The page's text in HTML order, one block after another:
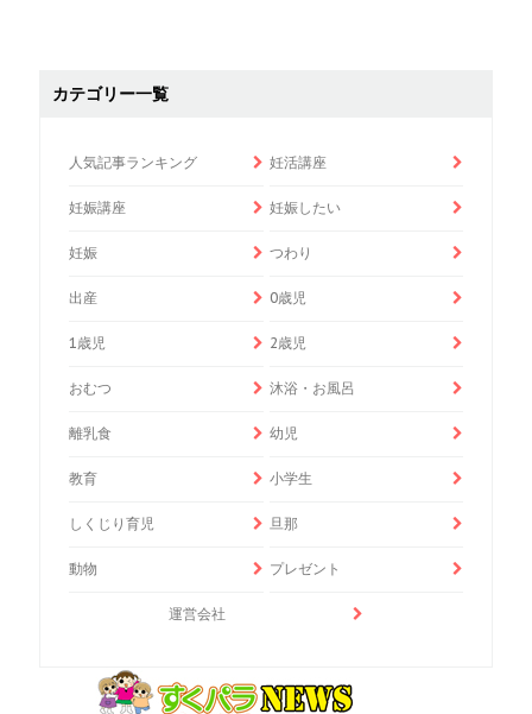
カテゴリー一覧
人気記事ランキング 妊活講座
妊娠講座 妊娠したい
妊娠 つわり
出産 0歳児
1歳児 2歳児
おむつ 沐浴・お風呂
離乳食 幼児
教育 小学生
しくじり育児 旦那
動物 プレゼント
運営会社